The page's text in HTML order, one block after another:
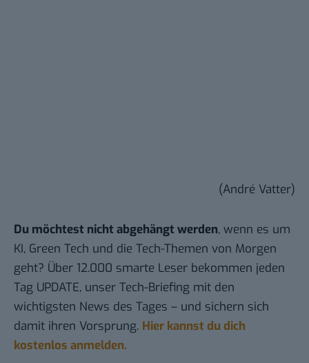
(André Vatter)
Du möchtest nicht abgehängt werden, wenn es um
KI, Green Tech und die Tech-Themen von Morgen
geht? Über 12.000 smarte Leser bekommen jeden
Tag UPDATE, unser Tech-Briefing mit den
wichtigsten News des Tages – und sichern sich
damit ihren Vorsprung. Hier kannst du dich
kostenlos anmelden.